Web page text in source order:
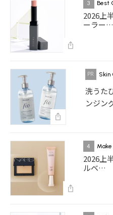
3 Best
2026上
ーラー…
Skin
洗うた
ンジン
4 Make
2026上
ルベ…